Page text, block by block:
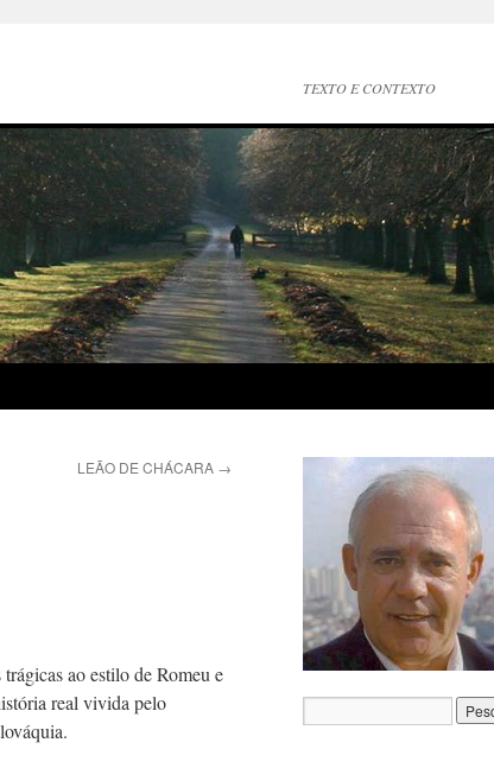
TEXTO E CONTEXTO
LEÃO DE CHÁCARA →
ao estilo de Romeu e
real vivida pelo